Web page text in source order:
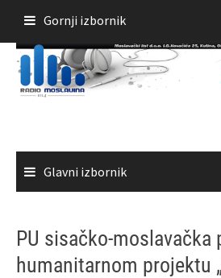
sadržaja
Gornji izbornik
Glavni izbornik
PU sisačko-moslavačka
humanitarnom projektu